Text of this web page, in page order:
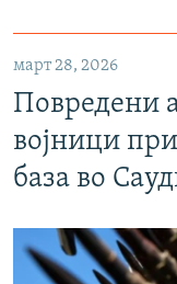
март 28, 2026
Повредени
војници
база во